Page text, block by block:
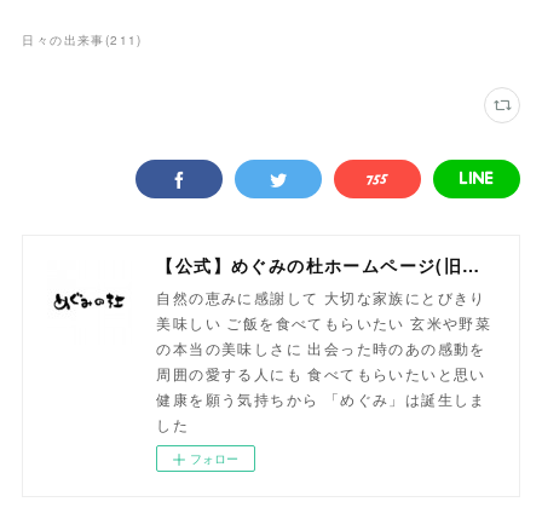
日々の出来事(211)
【公式】めぐみの杜ホームページ(旧自然食工房）
自然の恵みに感謝して 大切な家族にとびきり
美味しい ご飯を食べてもらいたい 玄米や野菜
の本当の美味しさに 出会った時のあの感動を
周囲の愛する人にも 食べてもらいたいと思い
健康を願う気持ちから 「めぐみ」は誕生しま
した
フォロー